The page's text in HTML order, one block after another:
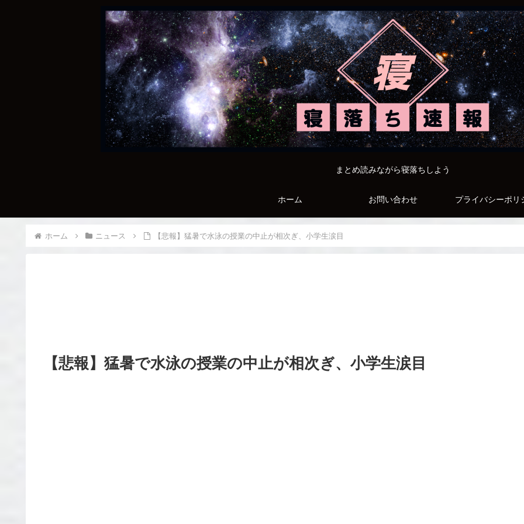
まとめ読みながら寝落ちしよう
ホーム お問い合わせ プライバシーポリ
ホーム ニュース 【悲報】猛暑で水泳の授業の中止が相次ぎ、小学生涙目
【悲報】猛暑で水泳の授業の中止が相次ぎ、小学生涙目